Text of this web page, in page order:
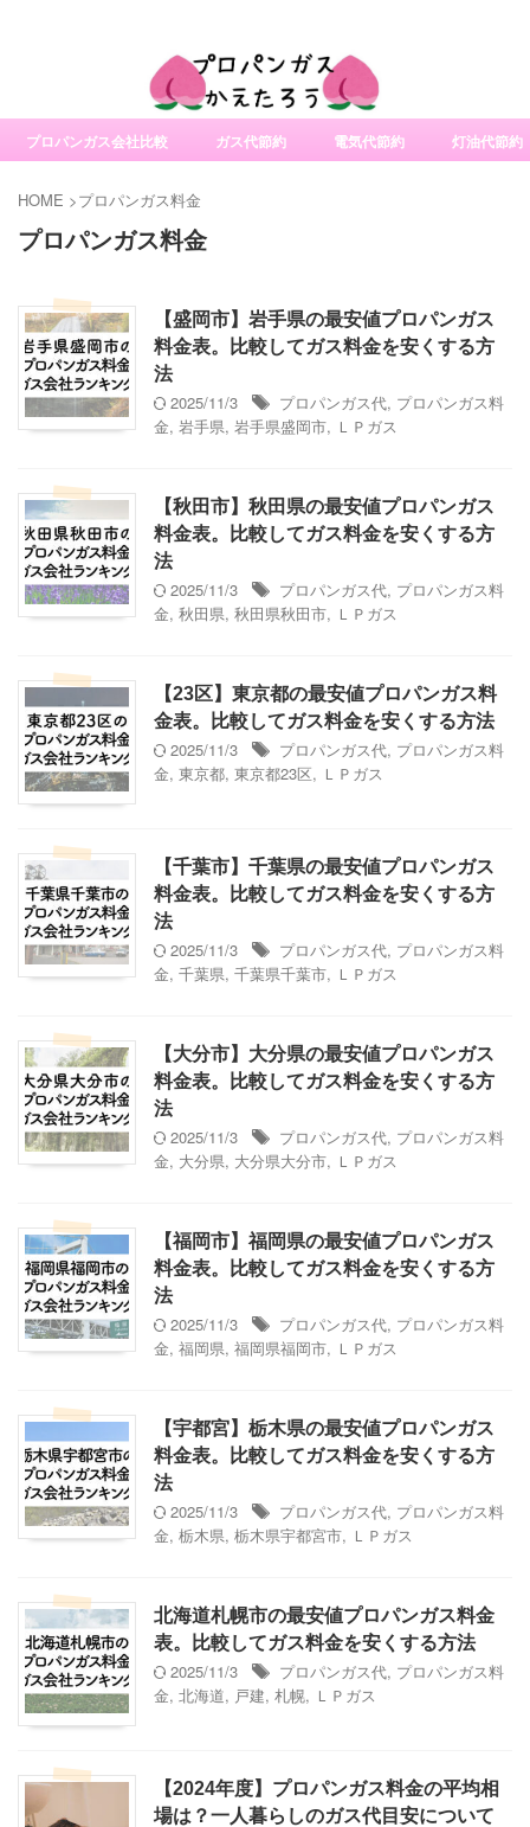
プロパンガス会社比較 ガス代節約 電気代節約 灯油代節約
HOME >プロパンガス料金
プロパンガス料金
【盛岡市】岩手県の最安値プロパンガス
料金表。比較してガス料金を安くする方
法
2025/11/3 プロパンガス代, プロパンガス料
金, 岩手県, 岩手県盛岡市, ＬＰガス
【秋田市】秋田県の最安値プロパンガス
料金表。比較してガス料金を安くする方
法
2025/11/3 プロパンガス代, プロパンガス料
金, 秋田県, 秋田県秋田市, ＬＰガス
【23区】東京都の最安値プロパンガス料
金表。比較してガス料金を安くする方法
2025/11/3 プロパンガス代, プロパンガス料
金, 東京都, 東京都23区, ＬＰガス
【千葉市】千葉県の最安値プロパンガス
料金表。比較してガス料金を安くする方
法
2025/11/3 プロパンガス代, プロパンガス料
金, 千葉県, 千葉県千葉市, ＬＰガス
【大分市】大分県の最安値プロパンガス
料金表。比較してガス料金を安くする方
法
2025/11/3 プロパンガス代, プロパンガス料
金, 大分県, 大分県大分市, ＬＰガス
【福岡市】福岡県の最安値プロパンガス
料金表。比較してガス料金を安くする方
法
2025/11/3 プロパンガス代, プロパンガス料
金, 福岡県, 福岡県福岡市, ＬＰガス
【宇都宮】栃木県の最安値プロパンガス
料金表。比較してガス料金を安くする方
法
2025/11/3 プロパンガス代, プロパンガス料
金, 栃木県, 栃木県宇都宮市, ＬＰガス
北海道札幌市の最安値プロパンガス料金
表。比較してガス料金を安くする方法
2025/11/3 プロパンガス代, プロパンガス料
金, 北海道, 戸建, 札幌, ＬＰガス
【2024年度】プロパンガス料金の平均相
場は？一人暮らしのガス代目安について